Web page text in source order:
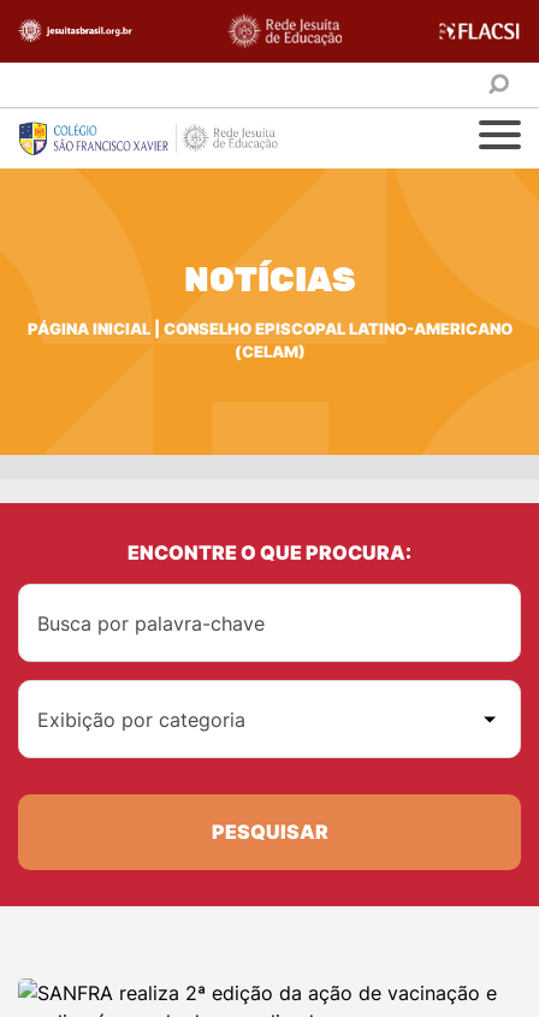
NOTÍCIAS
PÁGINA INICIAL| CONSELHO EPISCOPAL LATINO-AMERICANO
(CELAM)
ENCONTRE O QUE PROCURA:
Exibição por categoria
PESQUISAR